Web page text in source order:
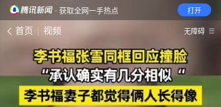
· 获取全网一手热点 打开
首页 视频 无障碍